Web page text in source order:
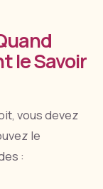
le Savoir
vous devez
le
: